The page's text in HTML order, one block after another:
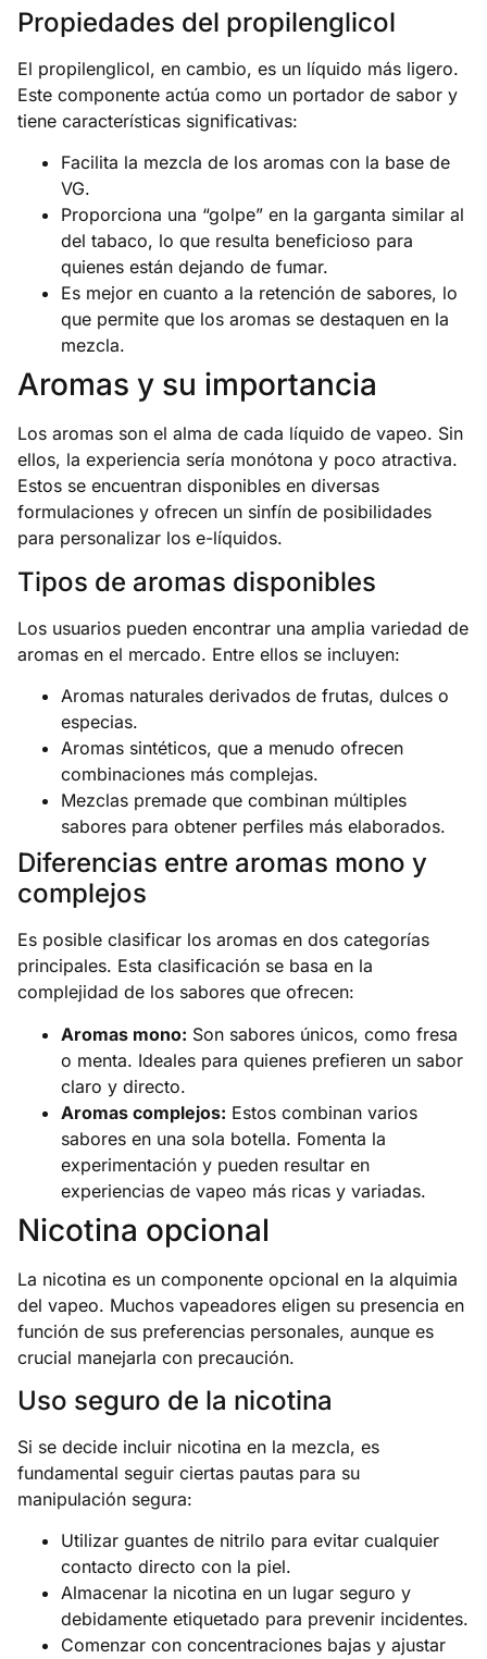
Propiedades del propilenglicol
El propilenglicol, en cambio, es un líquido más ligero.
Este componente actúa como un portador de sabor y
tiene características significativas:
Facilita la mezcla de los aromas con la base de
VG.
Proporciona una “golpe” en la garganta similar al
del tabaco, lo que resulta beneficioso para
quienes están dejando de fumar.
Es mejor en cuanto a la retención de sabores, lo
que permite que los aromas se destaquen en la
mezcla.
Aromas y su importancia
Los aromas son el alma de cada líquido de vapeo. Sin
ellos, la experiencia sería monótona y poco atractiva.
Estos se encuentran disponibles en diversas
formulaciones y ofrecen un sinfín de posibilidades
para personalizar los e-líquidos.
Tipos de aromas disponibles
Los usuarios pueden encontrar una amplia variedad de
aromas en el mercado. Entre ellos se incluyen:
Aromas naturales derivados de frutas, dulces o
especias.
Aromas sintéticos, que a menudo ofrecen
combinaciones más complejas.
Mezclas premade que combinan múltiples
sabores para obtener perfiles más elaborados.
Diferencias entre aromas mono y
complejos
Es posible clasificar los aromas en dos categorías
principales. Esta clasificación se basa en la
complejidad de los sabores que ofrecen:
Aromas mono: Son sabores únicos, como fresa
o menta. Ideales para quienes prefieren un sabor
claro y directo.
Aromas complejos: Estos combinan varios
sabores en una sola botella. Fomenta la
experimentación y pueden resultar en
experiencias de vapeo más ricas y variadas.
Nicotina opcional
La nicotina es un componente opcional en la alquimia
del vapeo. Muchos vapeadores eligen su presencia en
función de sus preferencias personales, aunque es
crucial manejarla con precaución.
Uso seguro de la nicotina
Si se decide incluir nicotina en la mezcla, es
fundamental seguir ciertas pautas para su
manipulación segura:
Utilizar guantes de nitrilo para evitar cualquier
contacto directo con la piel.
Almacenar la nicotina en un lugar seguro y
debidamente etiquetado para prevenir incidentes.
Comenzar con concentraciones bajas y ajustar